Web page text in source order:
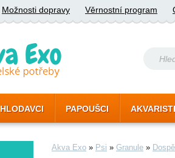
Možnosti dopravy Věrnostní program
HLODAVCI PAPOUŠCI
Akva Exo » Psi » Granule »